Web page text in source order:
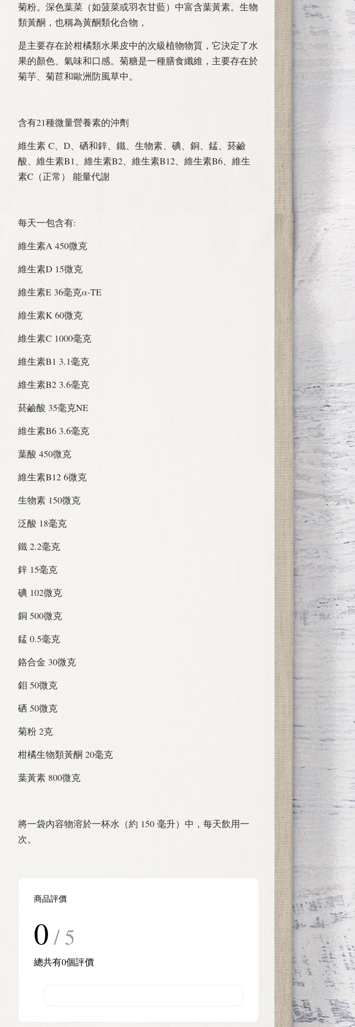
菊粉。深色葉菜（如菠菜或羽衣甘藍）中富含葉黃素。生物
類黃酮，也稱為黃酮類化合物，
是主要存在於柑橘類水果皮中的次級植物物質，它決定了水
果的顏色、氣味和口感。菊糖是一種膳食纖維，主要存在於
菊芋、菊苣和歐洲防風草中。
含有21種微量營養素的沖劑
維生素 C、D、硒和鋅、鐵、生物素、碘、銅、錳、菸鹼
酸、維生素B1、維生素B2、維生素B12、維生素B6、維生
素C（正常） 能量代謝
每天一包含有:
維生素A 450微克
維生素D 15微克
維生素E 36毫克α-TE
維生素K 60微克
維生素C 1000毫克
維生素B1 3.1毫克
維生素B2 3.6毫克
菸鹼酸 35毫克NE
維生素B6 3.6毫克
葉酸 450微克
維生素B12 6微克
生物素 150微克
泛酸 18毫克
鐵 2.2毫克
鋅 15毫克
碘 102微克
銅 500微克
錳 0.5毫克
鉻合金 30微克
鉬 50微克
硒 50微克
菊粉 2克
柑橘生物類黃酮 20毫克
葉黃素 800微克
將一袋內容物溶於一杯水（約 150 毫升）中，每天飲用一
次。
商品評價
0 / 5
總共有0個評價